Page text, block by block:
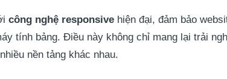
công nghệ responsive hiện đại, đảm bảo
tính bảng. Điều này không chỉ mang lại trải
nền tảng khác nhau.